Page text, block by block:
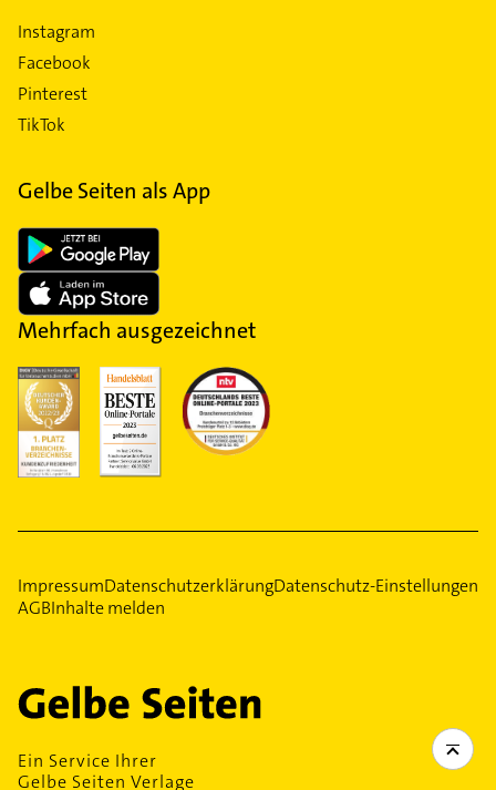
Instagram
Facebook
Pinterest
TikTok
Gelbe Seiten als App
Mehrfach ausgezeichnet
ImpressumDatenschutzerklärungDatenschutz-Einstellungen
AGBInhalte melden
Ein Service Ihrer
Gelbe Seiten Verlage